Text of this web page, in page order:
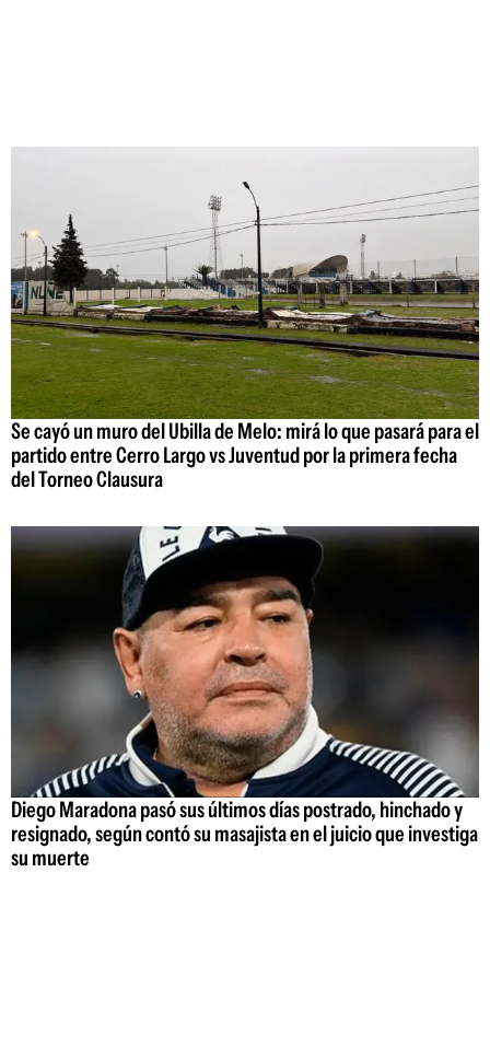
Se cayó un muro del Ubilla de Melo: mirá lo que pasará para el
partido entre Cerro Largo vs Juventud por la primera fecha
del Torneo Clausura
Diego Maradona pasó sus últimos días postrado, hinchado y
resignado, según contó su masajista en el juicio que investiga
su muerte